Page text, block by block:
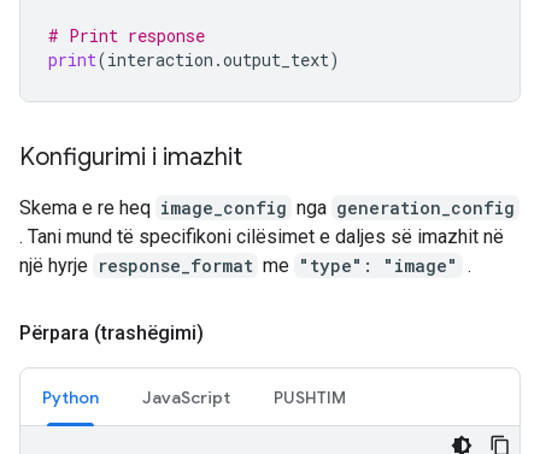
# Print response
print(interaction .output_text)
Konfigurimi i imazhit
Skema e re heq image_config nga generation_config
. Tani mund të specifikoni cilësimet e daljes së imazhit në
një hyrje response_format me "type": "image" .
Përpara (trashëgimi)
Python JavaScript PUSHTIM